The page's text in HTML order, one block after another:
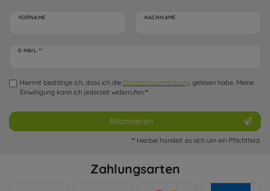
VORNAME NACHNAME
E-MAIL **
Newsletter
Hiermit bestätige ich, dass ich die Daten­schutz­erklärung gelesen habe. Meine
Einwilligung kann ich jederzeit widerrufen.**
Abonnieren
** Hierbei handelt es sich um ein Pflichtfeld.
Zahlungsarten